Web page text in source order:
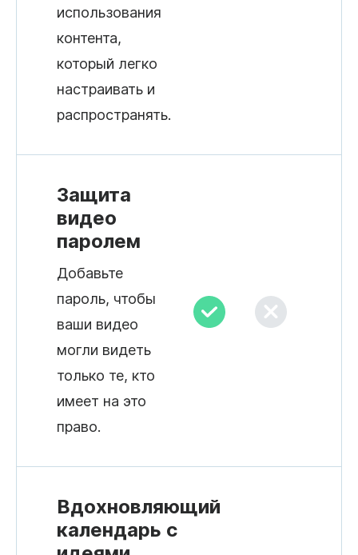
использования
контента,
который легко
настраивать и
распространять.
Защита
видео
паролем
Добавьте
пароль, чтобы
ваши видео
могли видеть
только те, кто
имеет на это
право.
Вдохновляющий
календарь с